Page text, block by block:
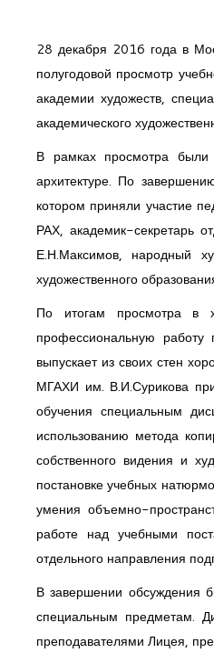
28 декабря 2016 года в
полугодовой просмотр
академии художеств,
академического
В рамках просмотра были
архитектуре. По
котором приняли участие
РАХ, академик-секретарь
Е.Н.Максимов, народный
художественного
По итогам просмотра в
профессиональную работу
выпускает из своих стен
МГАХИ им. В.И.Сурикова
обучения специальным
использованию метода
собственного видения и
постановке учебных
умения объемно-
работе над учебными
отдельного направления
В завершении обсуждения
специальным предметам.
преподавателями Лицея,